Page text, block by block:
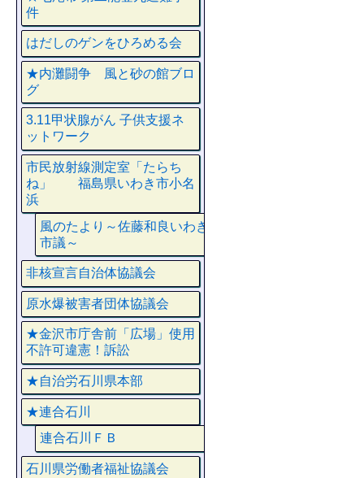
件
はだしのゲンをひろめる会
★内灘闘争 風と砂の館ブロ
グ
3.11甲状腺がん 子供支援ネ
ットワーク
市民放射線測定室「たらち
ね」 福島県いわき市小名
浜
風のたより～佐藤和良いわき
市議～
非核宣言自治体協議会
原水爆被害者団体協議会
★金沢市庁舎前「広場」使用
不許可違憲！訴訟
★自治労石川県本部
★連合石川
連合石川ＦＢ
石川県労働者福祉協議会